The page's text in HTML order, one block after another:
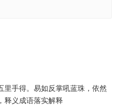
里手得。易如反掌吼蓝珠，依然
释义成语落实解释